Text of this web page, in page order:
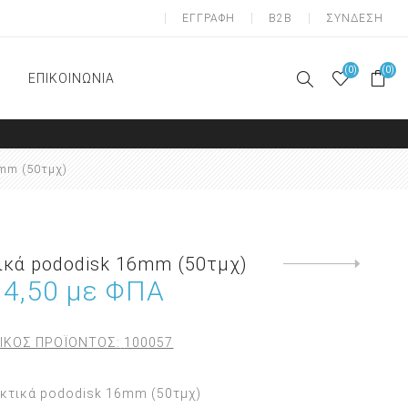
ΕΓΓΡΑΦΗ B2B ΣΥΝΔΕΣΗ
ΠΟΔΟΛΟΓΙΑ
έτοιμα ( gel)
Αναλώσιμα υλικά
Σιλικόνες κατασκευής
ΕΠΙΚΟΙΝΩΝΙΑ
(0) (0)
(50τμχ)
pododisk 16mm (50τμχ)
με ΦΠΑ
ΠΡΟΪΟΝΤΟΣ: 100057
pododisk 16mm (50τμχ)